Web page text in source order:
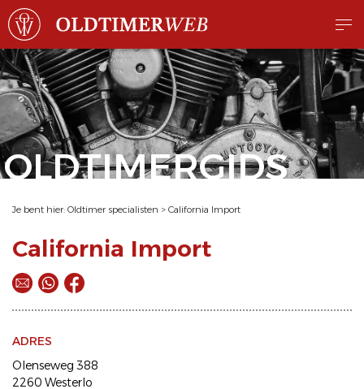
OLDTIMERGIDS
Je bent hier: Oldtimer specialisten > California Import
California Import
ADRES
Olenseweg 388
2260 Westerlo